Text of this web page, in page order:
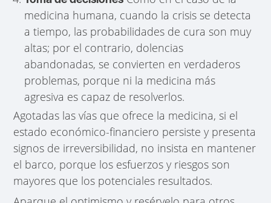
medicina humana, cuando la crisis se detecta
a tiempo, las probabilidades de cura son muy
altas; por el contrario, dolencias
abandonadas, se convierten en verdaderos
problemas, porque ni la medicina más
agresiva es capaz de resolverlos.
Agotadas las vías que ofrece la medicina, si el
estado económico-financiero persiste y presenta
signos de irreversibilidad, no insista en mantener
el barco, porque los esfuerzos y riesgos son
mayores que los potenciales resultados.